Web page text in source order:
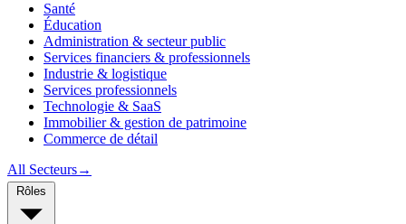
Santé
Éducation
Administration & secteur public
Services financiers & professionnels
Industrie & logistique
Services professionnels
Technologie & SaaS
Immobilier & gestion de patrimoine
Commerce de détail
All Secteurs→